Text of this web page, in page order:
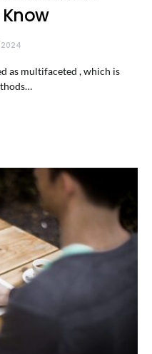
as multifaceted , which is